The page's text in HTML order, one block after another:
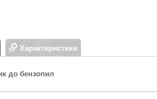
Характеристики
до бензопил